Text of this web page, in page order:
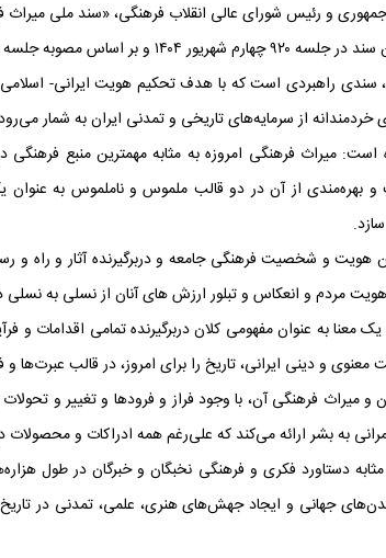
و رئیس شورای عالی انقلاب فرهنگی، «سند ملی
۵۳۶ شورای معین این شورا به تصویب رسیده است.
سندی راهبردی است که با هدف تحکیم هویت ایرانی‌-
خردمندانه از سرمایه‌های تاریخی و تمدنی ایران به شمار
میراث فرهنگی امروزه به مثابه مهمترین منبع
از آن در دو قالب ملموس و ناملموس به عنوان
هویت و شخصیت فرهنگی جامعه و دربرگیرنده آثار و راه و
مردم و انعکاس و تبلور ارزش های آنان از نسلی به
معنا به عنوان مفهومی کلان دربرگیرنده تمامی اقدامات
و دینی ایرانی، تاریخ را برای امروز، در قالب عبرت‌ها
و میراث فرهنگی آن، با وجود فراز و فرودها و تغییر و
به بشر ارائه می‌کند که علی‌رغم همه ادراکات و
مثابه دستاورد فکری و فرهنگی نخبگان و خبرگان در طول
جهانی و ایجاد جهش‌های هنری، علمی، تمدنی در